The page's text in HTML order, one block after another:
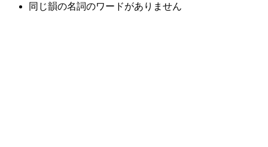
同じ韻の名詞のワードがありません